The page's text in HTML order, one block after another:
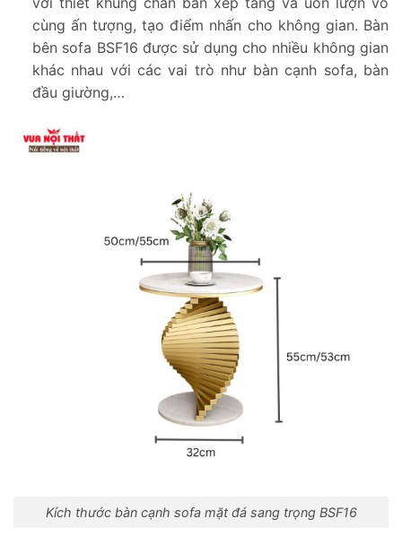
cùng ấn tượng, tạo điểm nhấn cho không gian. Bàn
bên sofa BSF16 được sử dụng cho nhiều không gian
khác nhau với các vai trò như bàn cạnh sofa, bàn
đầu giường,…
Kích thước bàn cạnh sofa mặt đá sang trọng BSF16